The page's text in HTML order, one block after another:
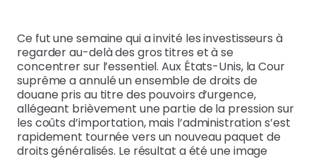
Ce fut une semaine qui a invité les investisseurs à
regarder au-delà des gros titres et à se
concentrer sur l’essentiel. Aux États-Unis, la Cour
suprême a annulé un ensemble de droits de
douane pris au titre des pouvoirs d’urgence,
allégeant brièvement une partie de la pression sur
les coûts d’importation, mais l’administration s’est
rapidement tournée vers un nouveau paquet de
droits généralisés. Le résultat a été une image